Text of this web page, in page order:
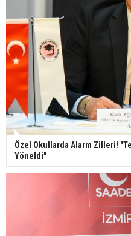
Özel Okullarda Alarm Zilleri!
Yöneldi"